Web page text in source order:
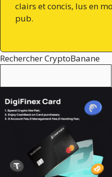
clairs et concis, lus en
pub.
Rechercher CryptoBanane